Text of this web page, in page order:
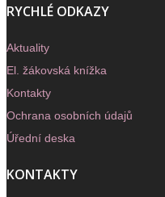
RYCHLÉ ODKAZY
Aktuality
El. žákovská knížka
Kontakty
Ochrana osobních údajů
Úřední deska
KONTAKTY